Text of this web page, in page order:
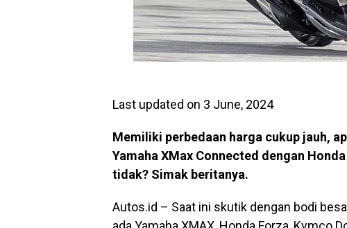
Last updated on 3 June, 2024
Memiliki perbedaan harga cukup jauh,
Yamaha XMax Connected dengan
tidak? Simak beritanya.
Autos.id – Saat ini skutik dengan bodi